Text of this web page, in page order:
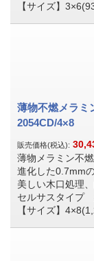
【サイズ】
薄物不燃メラ
2054CD/4×8
販売価格(税込):
薄物メラミン不
進化した0.7mm
美しい木口処理
セルサスタイプ
【サイズ】